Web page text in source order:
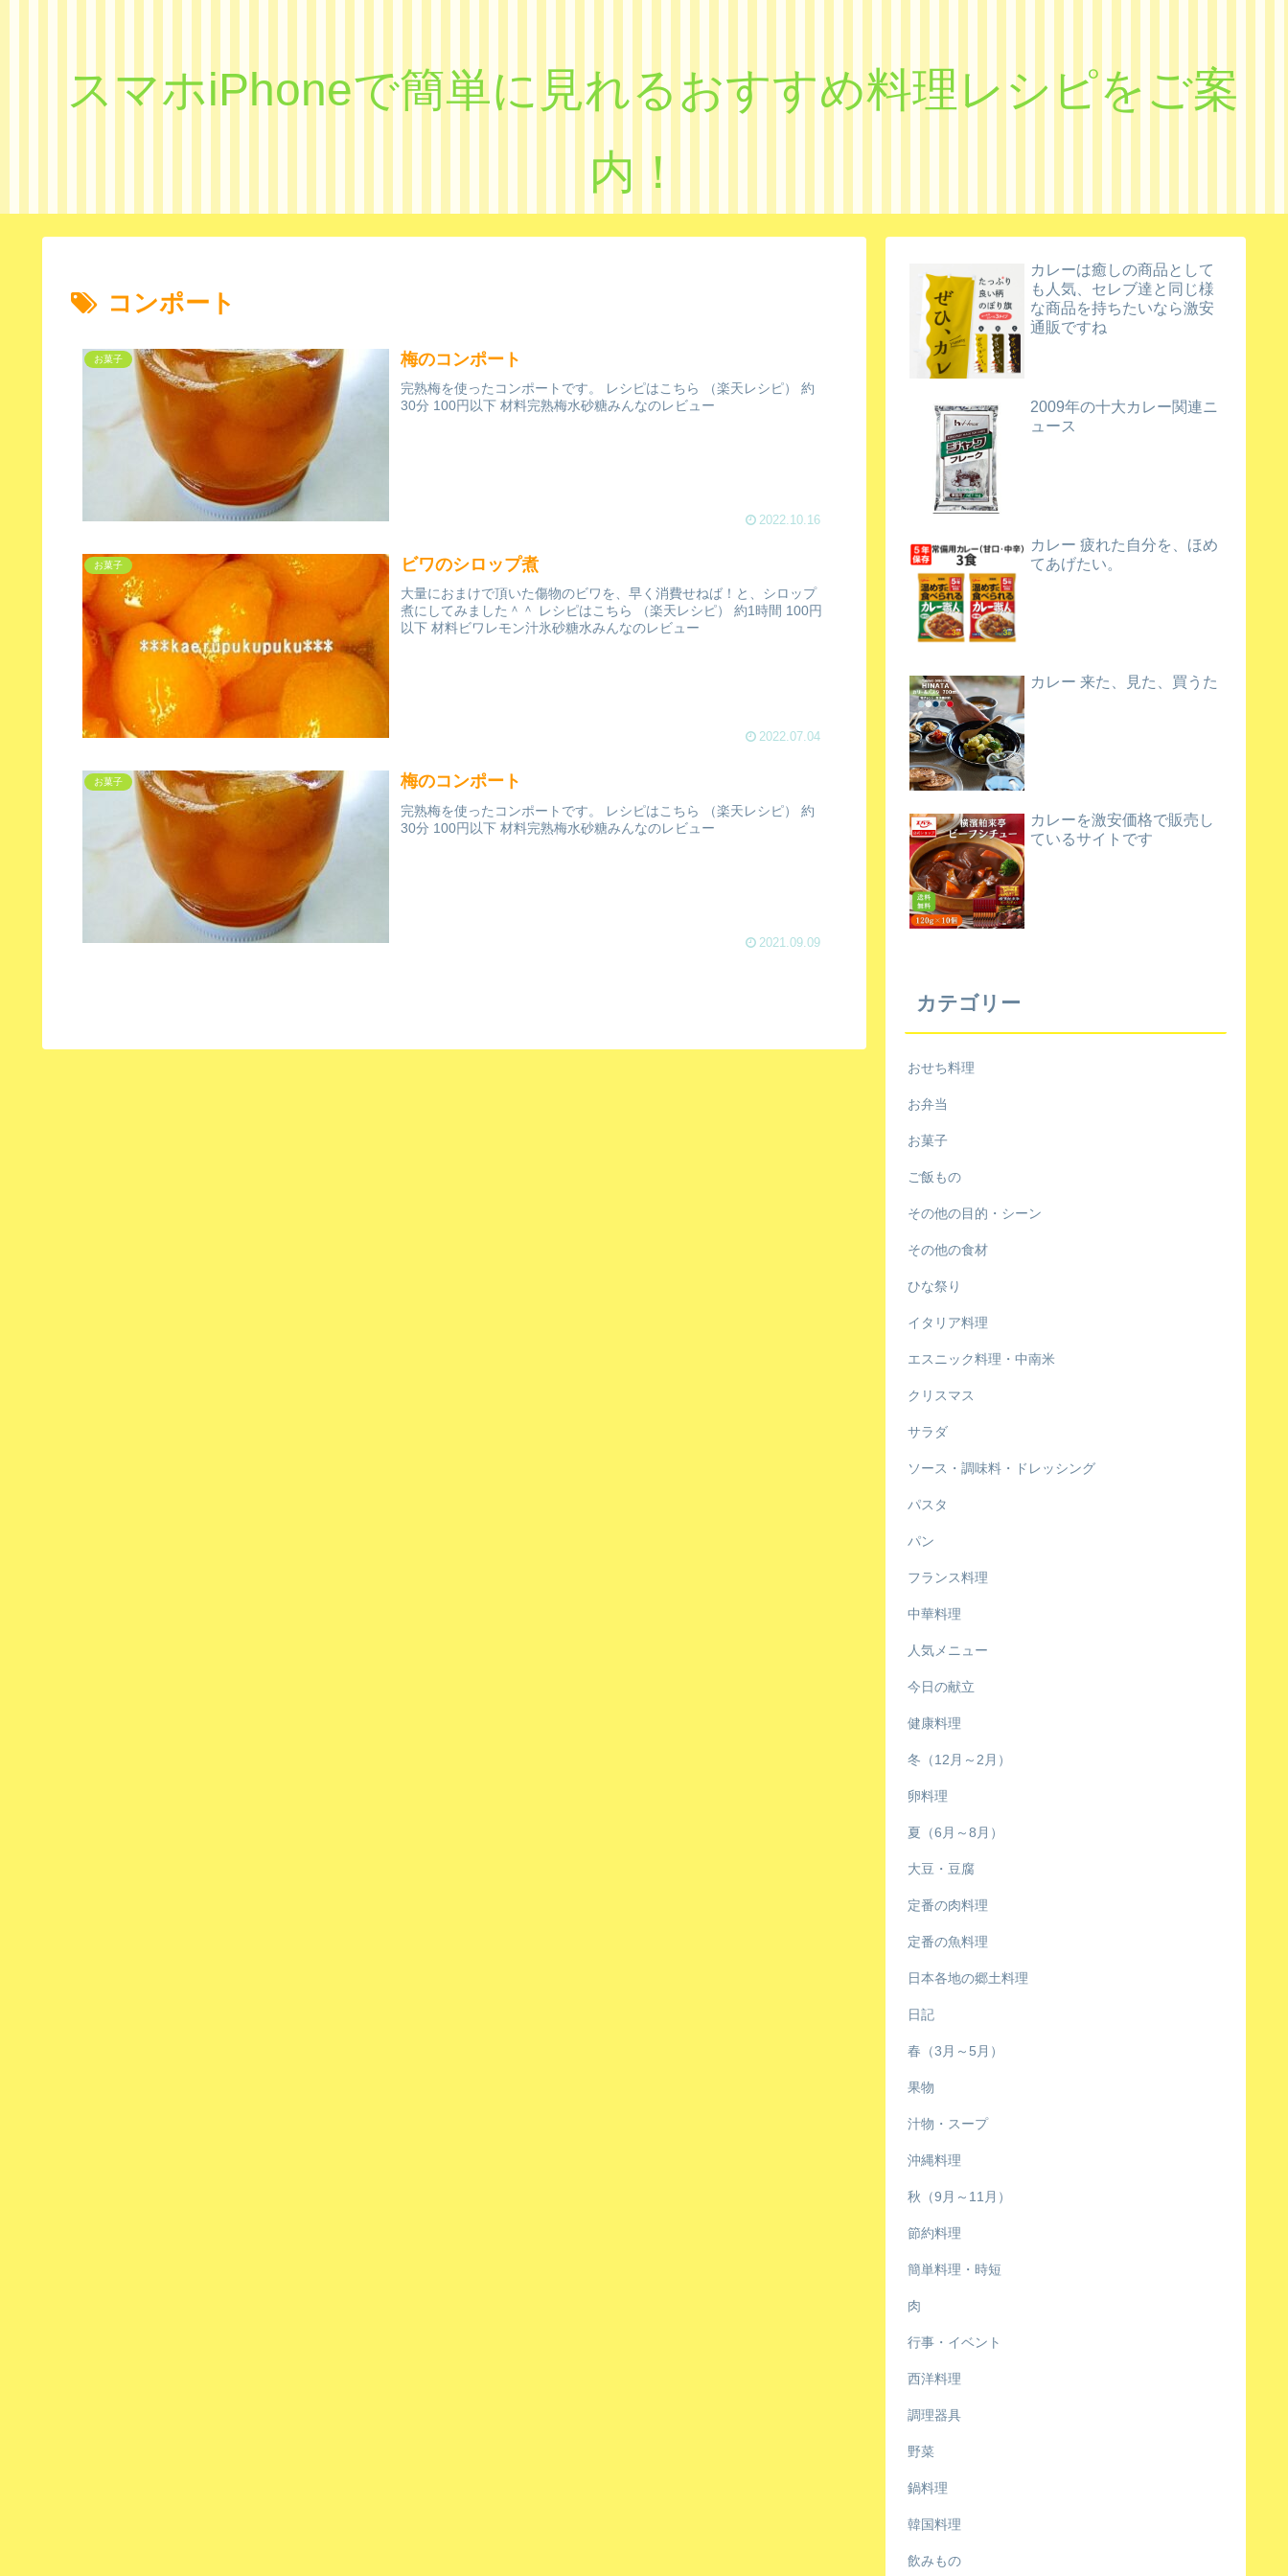
スマホiPhoneで簡単に見れるおすすめ料理レシピをご案
内！
コンポート
お菓子 梅のコンポート
完熟梅を使ったコンポートです。 レシピはこちら （楽天レシピ） 約
30分 100円以下 材料完熟梅水砂糖みんなのレビュー
2022.10.16
お菓子 ビワのシロップ煮
大量におまけで頂いた傷物のビワを、早く消費せねば！と、シロップ
煮にしてみました＾＾ レシピはこちら （楽天レシピ） 約1時間 100円
以下 材料ビワレモン汁氷砂糖水みんなのレビュー
2022.07.04
お菓子 梅のコンポート
完熟梅を使ったコンポートです。 レシピはこちら （楽天レシピ） 約
30分 100円以下 材料完熟梅水砂糖みんなのレビュー
2021.09.09
カレーは癒しの商品として
も人気、セレブ達と同じ様
な商品を持ちたいなら激安
通販ですね
2009年の十大カレー関連ニ
ュース
カレー 疲れた自分を、ほめ
てあげたい。
カレー 来た、見た、買うた
カレーを激安価格で販売し
ているサイトです
カテゴリー
おせち料理
お弁当
お菓子
ご飯もの
その他の目的・シーン
その他の食材
ひな祭り
イタリア料理
エスニック料理・中南米
クリスマス
サラダ
ソース・調味料・ドレッシング
パスタ
パン
フランス料理
中華料理
人気メニュー
今日の献立
健康料理
冬（12月～2月）
卵料理
夏（6月～8月）
大豆・豆腐
定番の肉料理
定番の魚料理
日本各地の郷土料理
日記
春（3月～5月）
果物
汁物・スープ
沖縄料理
秋（9月～11月）
節約料理
簡単料理・時短
肉
行事・イベント
西洋料理
調理器具
野菜
鍋料理
韓国料理
飲みもの